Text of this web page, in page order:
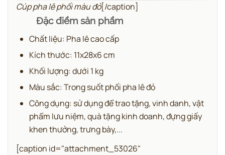
Cúp pha lê phối màu đỏ[/caption]
Đặc điểm sản phẩm
Chất liệu: Pha lê cao cấp
Kích thước: 11x28x6 cm
Khối lượng: dưới 1 kg
Màu sắc: Trong suốt phối pha lê đỏ
Công dụng: sử dụng để trao tặng, vinh danh, vật
phẩm lưu niệm, quà tặng kinh doanh, đựng giấy
khen thưởng, trưng bày,...
[caption id="attachment_53026"